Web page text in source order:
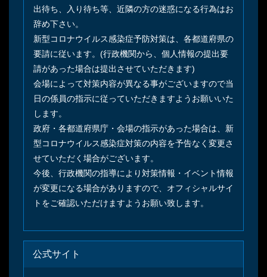
出待ち、入り待ち等、近隣の方の迷惑になる行為はお
辞め下さい。
新型コロナウイルス感染症予防対策は、各都道府県の
要請に従います。(行政機関から、個人情報の提出要
請があった場合は提出させていただきます)
会場によって対策内容が異なる事がございますので当
日の係員の指示に従っていただきますようお願いいた
します。
政府・各都道府県庁・会場の指示があった場合は、新
型コロナウイルス感染症対策の内容を予告なく変更さ
せていただく場合がございます。
今後、行政機関の指導により対策情報・イベント情報
が変更になる場合がありますので、オフィシャルサイ
トをご確認いただけますようお願い致します。
公式サイト